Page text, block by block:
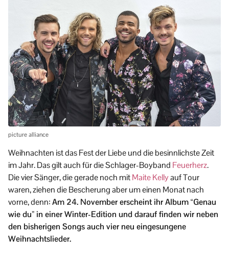
picture alliance
Weihnachten ist das Fest der Liebe und die besinnlichste Zeit
im Jahr. Das gilt auch für die Schlager-Boyband Feuerherz.
Die vier Sänger, die gerade noch mitMaite Kellyauf Tour
waren, ziehen die Bescherung aber um einen Monat nach
vorne, denn:Am 24. November erscheint ihr Album “Genau
wie du” in einer Winter-Edition und darauf finden wir neben
den bisherigen Songs auch vier neu eingesungene
Weihnachtslieder.